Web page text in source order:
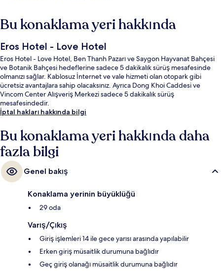
Bu konaklama yeri hakkında
Eros Hotel - Love Hotel
Eros Hotel - Love Hotel, Ben Thanh Pazarı ve Saygon Hayvanat Bahçesi
ve Botanik Bahçesi hedeflerine sadece 5 dakikalık sürüş mesafesinde
olmanızı sağlar. Kablosuz İnternet ve vale hizmeti olan otopark gibi
ücretsiz avantajlara sahip olacaksınız. Ayrıca Dong Khoi Caddesi ve
Vincom Center Alışveriş Merkezi sadece 5 dakikalık sürüş
mesafesindedir.
İptal hakları hakkında bilgi
Bu konaklama yeri hakkında daha
fazla bilgi
Genel bakış
Konaklama yerinin büyüklüğü
29 oda
Varış/Çıkış
Giriş işlemleri 14 ile gece yarısı arasında yapılabilir
Erken giriş müsaitlik durumuna bağlıdır
Geç giriş olanağı müsaitlik durumuna bağlıdır